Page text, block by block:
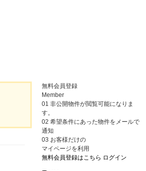
無料会員登録
Member
01 非公開物件が閲覧可能になりま
す。
02 希望条件にあった物件をメールで
通知
03 お客様だけの
マイページを利用
無料会員登録はこちら ログイン